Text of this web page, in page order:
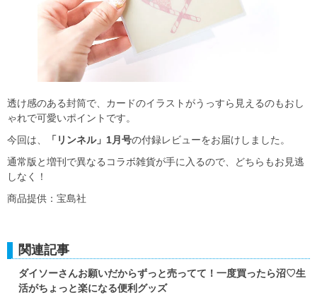
透け感のある封筒で、カードのイラストがうっすら見えるのもおし
ゃれで可愛いポイントです。
今回は、
「リンネル」1月号の付録レビューをお届けしました。
通常版と増刊で異なるコラボ雑貨が手に入るので、どちらもお見逃
しなく！
商品提供：宝島社
関連記事
ダイソーさんお願いだからずっと売ってて！一度買ったら沼♡生
活がちょっと楽になる便利グッズ